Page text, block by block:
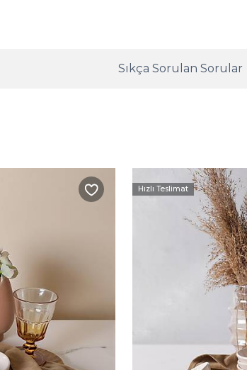
Sıkça Sorulan Sorular
Hızlı Teslimat